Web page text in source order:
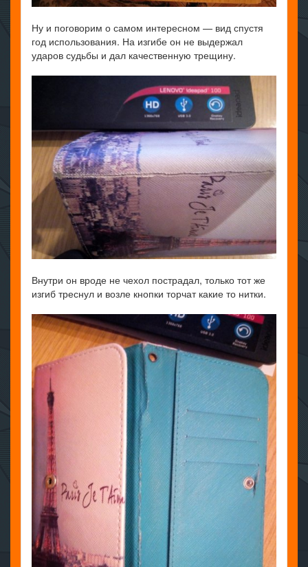
Ну и поговорим о самом интересном — вид спустя
год использования. На изгибе он не выдержал
ударов судьбы и дал качественную трещину.
Внутри он вроде не чехол пострадал, только тот же
изгиб треснул и возле кнопки торчат какие то нитки.